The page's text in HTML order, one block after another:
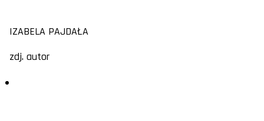
IZABELA PAJDAŁA
zdj. autor